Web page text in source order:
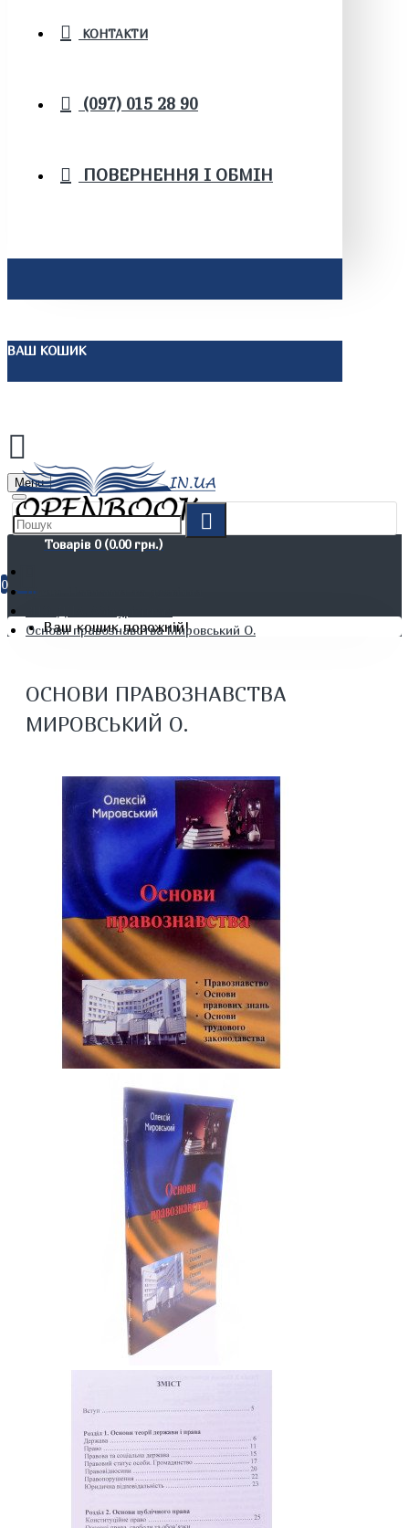
КОНТАКТИ
(097) 015 28 90
ПОВЕРНЕННЯ І ОБМІН
ВАШ КОШИК
Menu
Товарів 0 (0.00 грн.)
0
Ваш кошик порожній!
Дітям. Навчання та дозвілля
Основи правознавства Мировський О.
ОСНОВИ ПРАВОЗНАВСТВА
МИРОВСЬКИЙ О.